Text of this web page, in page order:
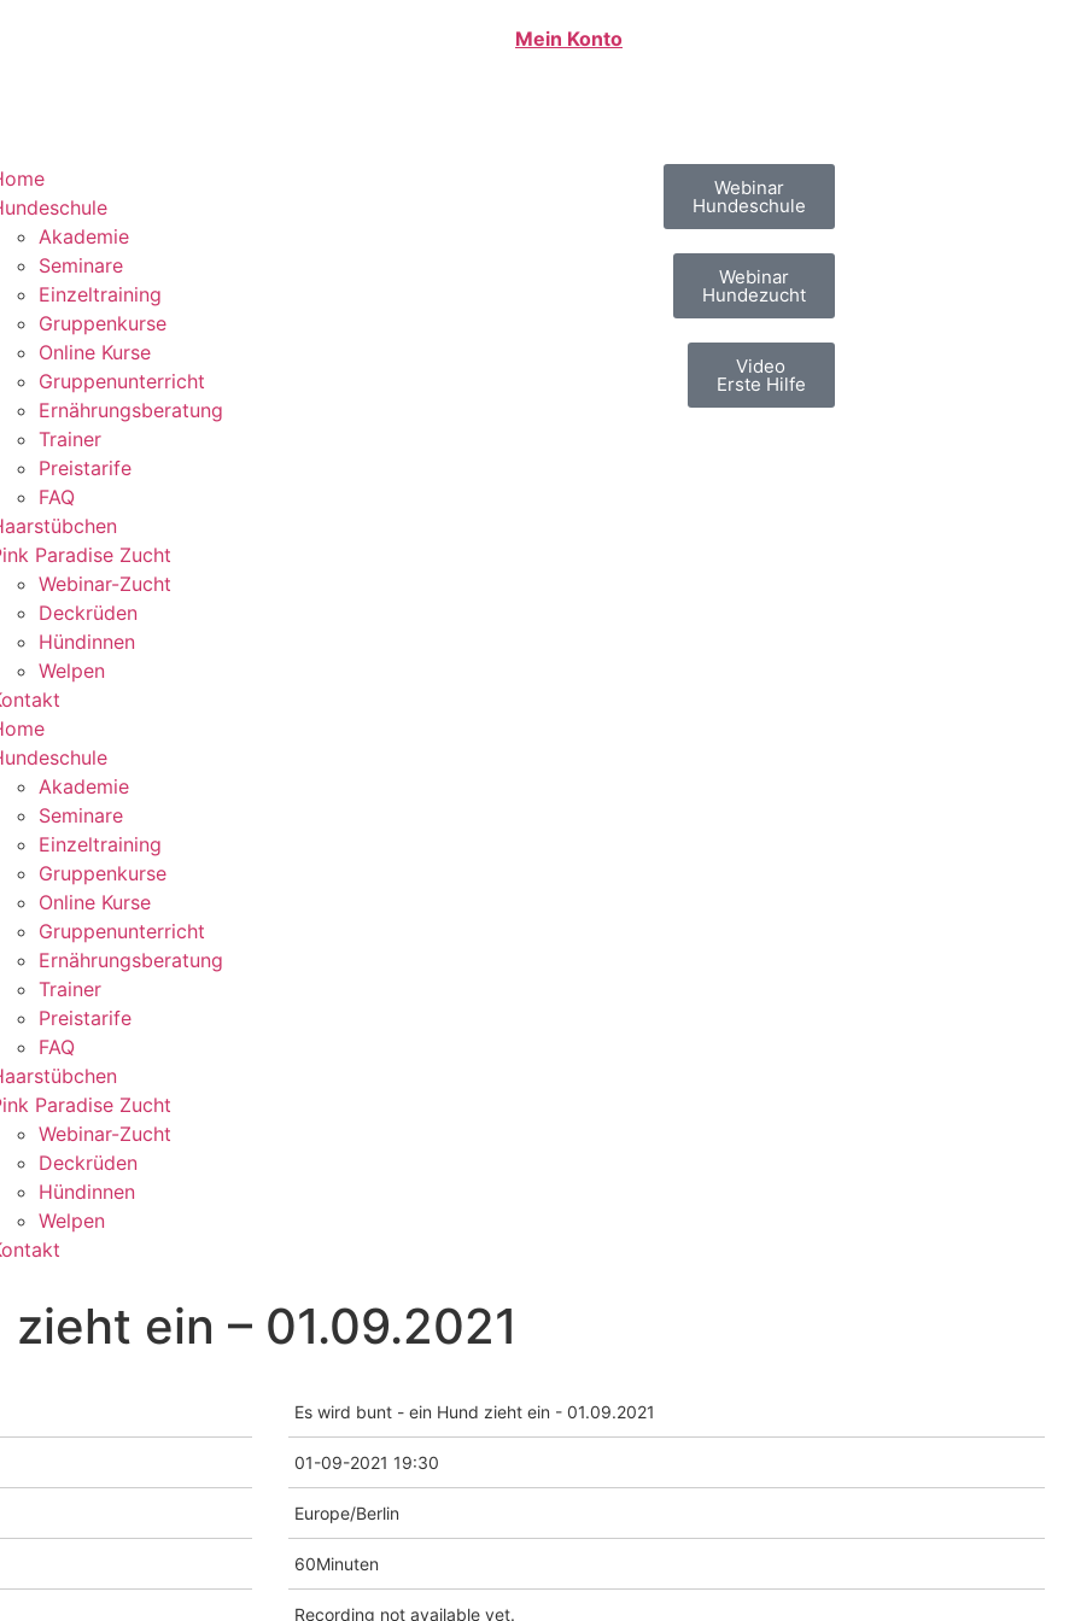
Mein Konto
Akademie
Seminare
Einzeltraining
Gruppenkurse
Online Kurse
Gruppenunterricht
Ernährungsberatung
Trainer
Preistarife
FAQ
Paradise Zucht
Webinar-Zucht
Deckrüden
Hündinnen
Welpen
Akademie
Seminare
Einzeltraining
Gruppenkurse
Online Kurse
Gruppenunterricht
Ernährungsberatung
Trainer
Preistarife
FAQ
Paradise Zucht
Webinar-Zucht
Deckrüden
Hündinnen
Welpen
Webinar
Hundeschule
Webinar
Hundezucht
Video
Erste Hilfe
ein – 01.09.2021
Es wird bunt - ein Hund zieht ein - 01.09.2021
01-09-2021 19:30
Europe/Berlin
60Minuten
Recording not available yet.